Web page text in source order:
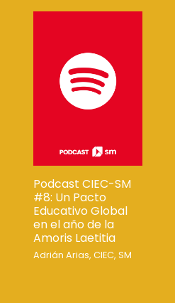
Podcast CIEC-SM
#8: Un Pacto
Educativo Global
en el año de la
Amoris Laetitia
Adrián Arias, CIEC, SM